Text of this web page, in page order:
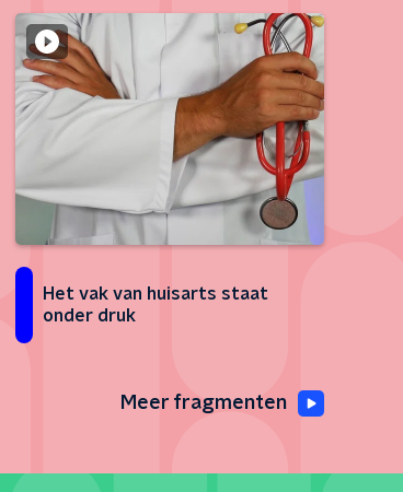
Het vak van huisarts staat
onder druk
Meer fragmenten